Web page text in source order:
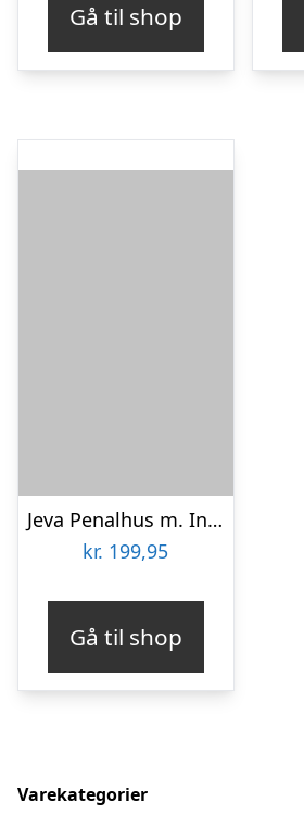
Gå til shop
Jeva Penalhus m. Indhold – Twozip – Dinosaur Robot
kr. 199,95
Gå til shop
Varekategorier